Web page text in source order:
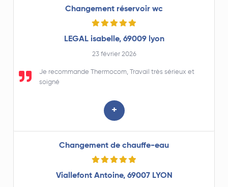
que je n'hésite pas à recommander.
Changement réservoir wc
LEGAL isabelle, 69009 lyon
23 février 2026
Je recommande Thermocom, Travail très sérieux et
soigné
+
Changement de chauffe-eau
Viallefont Antoine, 69007 LYON